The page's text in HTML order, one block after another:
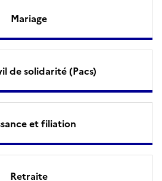
Mariage
de solidarité (Pacs)
et filiation
Retraite